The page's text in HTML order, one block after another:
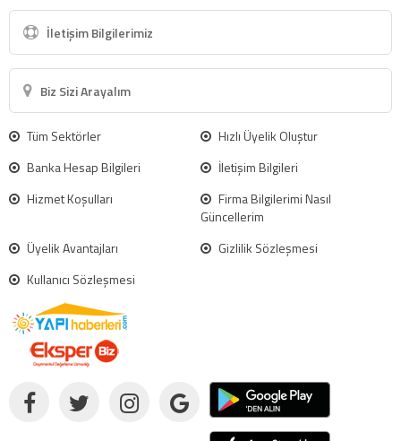
İletişim Bilgilerimiz
Biz Sizi Arayalım
Tüm Sektörler
Hızlı Üyelik Oluştur
Banka Hesap Bilgileri
İletişim Bilgileri
Hizmet Koşulları
Firma Bilgilerimi Nasıl
Güncellerim
Üyelik Avantajları
Gizlilik Sözleşmesi
Kullanıcı Sözleşmesi